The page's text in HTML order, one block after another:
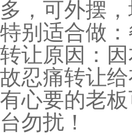
多，可外摆
特别适合做
转让原因：
故忍痛转让
有心要的老
台勿扰！